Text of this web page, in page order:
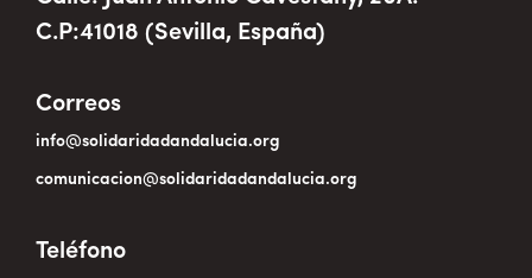
C.P:41018 (Sevilla, España)
Correos
info@solidaridadandalucia.org
comunicacion@solidaridadandalucia.org
Teléfono